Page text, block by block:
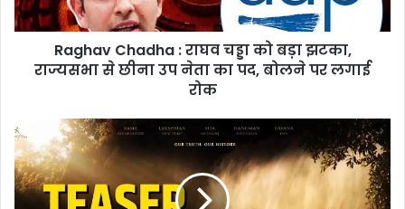
झटका,
राज्यसभा
का
पद,
बोलने
पर
लगाई
Raghav Chadha : राघव चड्डा को बड़ा झटका,
राज्यसभा से छीना उप नेता का पद, बोलने पर लगाई
रोक
Ramayana
Teaser
:
हनुमान